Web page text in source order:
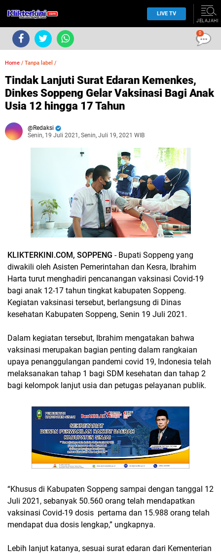
LIVE TV
JELAJAHI
Home / Tanpa label /
Tindak Lanjuti Surat Edaran Kemenkes,
Dinkes Soppeng Gelar Vaksinasi Bagi Anak
Usia 12 hingga 17 Tahun
Redaksi
Senin, 19 Juli 2021, Senin, Juli 19, 2021 WIB
KLIKTERKINI.COM, SOPPENG - Bupati Soppeng yang
diwakili oleh Asisten Pemerintahan dan Kesra, Ibrahim
Harta turut menghadiri pencanangan vaksinasi Covid-19
bagi anak 12-17 tahun tingkat kabupaten Soppeng.
Kegiatan vaksinasi tersebut, berlangsung di Dinas
kesehatan Kabupaten Soppeng, Senin 19 Juli 2021.
Dalam kegiatan tersebut, Ibrahim mengatakan bahwa
vaksinasi merupakan bagian penting dalam rangkaian
upaya penanggulangan pandemi covid 19, Indonesia telah
melaksanakan tahap 1 bagi SDM kesehatan dan tahap 2
bagi kelompok lanjut usia dan petugas pelayanan publik.
“Khusus di Kabupaten Soppeng sampai dengan tanggal 12
Juli 2021, sebanyak 50.560 orang telah mendapatkan
vaksinasi Covid-19 dosis pertama dan 15.988 orang telah
mendapat dua dosis lengkap,” ungkapnya.
Lebih lanjut katanya, sesuai surat edaran dari Kementerian
0